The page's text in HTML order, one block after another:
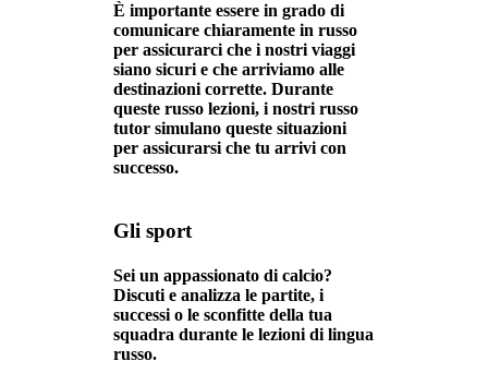
È importante essere in grado di
comunicare chiaramente in russo
per assicurarci che i nostri viaggi
siano sicuri e che arriviamo alle
destinazioni corrette. Durante
queste russo lezioni, i nostri russo
tutor simulano queste situazioni
per assicurarsi che tu arrivi con
successo.
Gli sport
Sei un appassionato di calcio?
Discuti e analizza le partite, i
successi o le sconfitte della tua
squadra durante le lezioni di lingua
russo.